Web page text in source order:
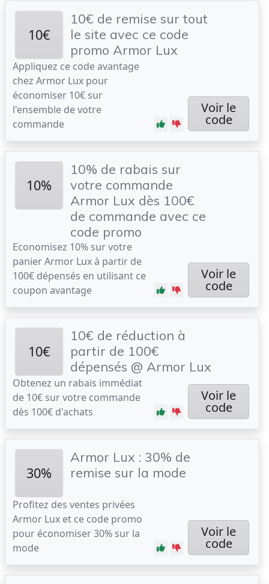
10€
10€ de remise sur tout
le site avec ce code
promo Armor Lux
Appliquez ce code avantage
chez Armor Lux pour
économiser 10€ sur
l'ensemble de votre
commande
Voir le
code
10%
10% de rabais sur
votre commande
Armor Lux dès 100€
de commande avec ce
code promo
Economisez 10% sur votre
panier Armor Lux à partir de
100€ dépensés en utilisant ce
coupon avantage
Voir le
code
10€
10€ de réduction à
partir de 100€
dépensés @ Armor Lux
Obtenez un rabais immédiat
de 10€ sur votre commande
dès 100€ d'achats
Voir le
code
30%
Armor Lux : 30% de
remise sur la mode
Profitez des ventes privées
Armor Lux et ce code promo
pour économiser 30% sur la
mode
Voir le
code